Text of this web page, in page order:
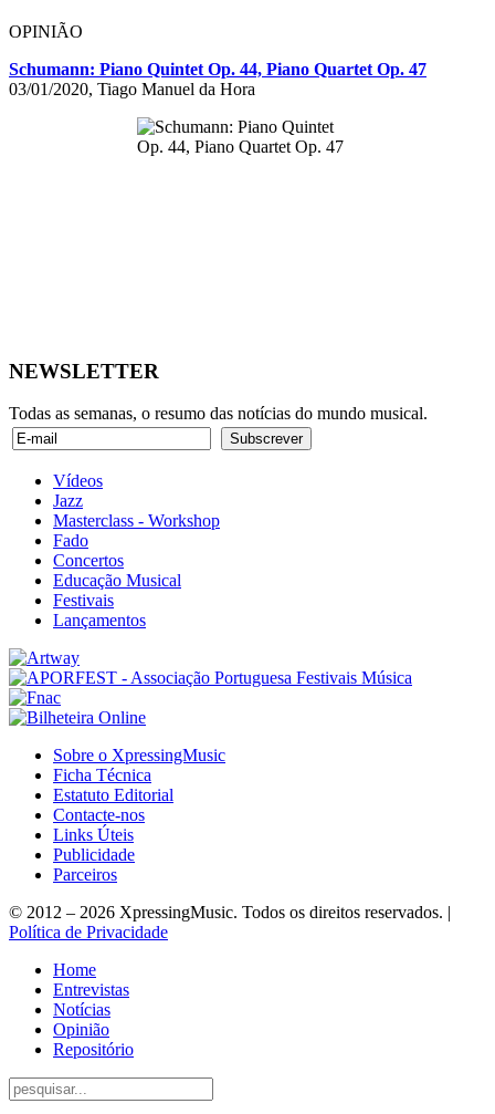
OPINIÃO
Schumann: Piano Quintet Op. 44, Piano Quartet Op. 47
03/01/2020, Tiago Manuel da Hora
NEWSLETTER
Todas as semanas, o resumo das notícias do mundo musical.
Vídeos
Jazz
Masterclass - Workshop
Fado
Concertos
Educação Musical
Festivais
Lançamentos
Sobre o XpressingMusic
Ficha Técnica
Estatuto Editorial
Contacte-nos
Links Úteis
Publicidade
Parceiros
© 2012 – 2026 XpressingMusic. Todos os direitos reservados. |
Política de Privacidade
Home
Entrevistas
Notícias
Opinião
Repositório